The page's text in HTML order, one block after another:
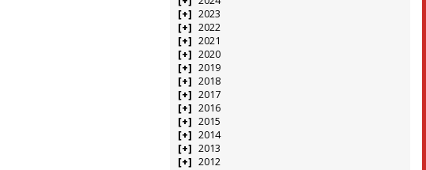
2023
2022
2021
2020
2019
2018
2017
2016
2015
2014
2013
2012